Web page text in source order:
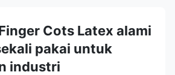
Cots Latex alami
pakai untuk
industri